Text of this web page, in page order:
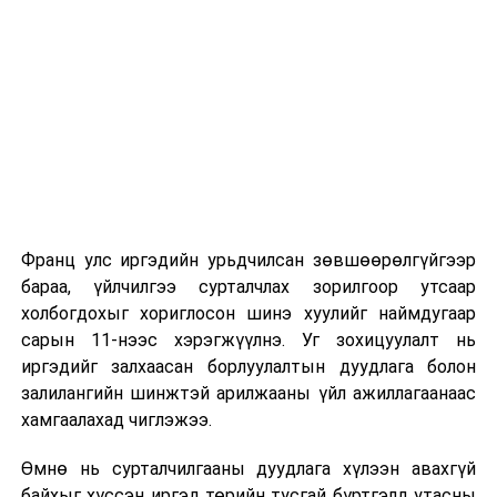
2026 оны 9 дүгээр сарын 13-наас оюутнуудыг
дотуур байранд оруулж эхэлнэ.
Сургууль, цэцэрлэгийн үйл ажиллагааны
зохицуулалт
2026 оны 8 дугаар сарын 17–28-ны өдрүүдэд
байранд элсэлт, бүртгэл болон бусад аливаа
Франц улс иргэдийн урьдчилсан зөвшөөрөлгүйгээр
бараа, үйлчилгээ сурталчлах зорилгоор утсаар
холбогдохыг хориглосон шинэ хуулийг наймдугаар
сарын 11-нээс хэрэгжүүлнэ. Уг зохицуулалт нь
иргэдийг залхаасан борлуулалтын дуудлага болон
залилангийн шинжтэй арилжааны үйл ажиллагаанаас
хамгаалахад чиглэжээ.
Өмнө нь сурталчилгааны дуудлага хүлээн авахгүй